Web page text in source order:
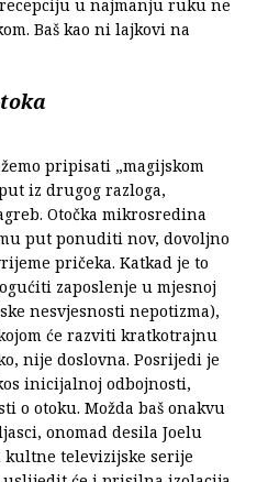
u najmanju ruku ne
Baš kao ni lajkovi na
pripisati „magijskom
iz drugog razloga,
Otočka mikrosredina
put ponuditi nov, dovoljno
pričeka. Katkad je to
zaposlenje u mjesnoj
nesvjesnosti nepotizma),
će razviti kratkotrajnu
nije doslovna. Posrijedi je
inicijalnoj odbojnosti,
o otoku. Možda baš onakvu
onomad desila Joelu
televizijske serije